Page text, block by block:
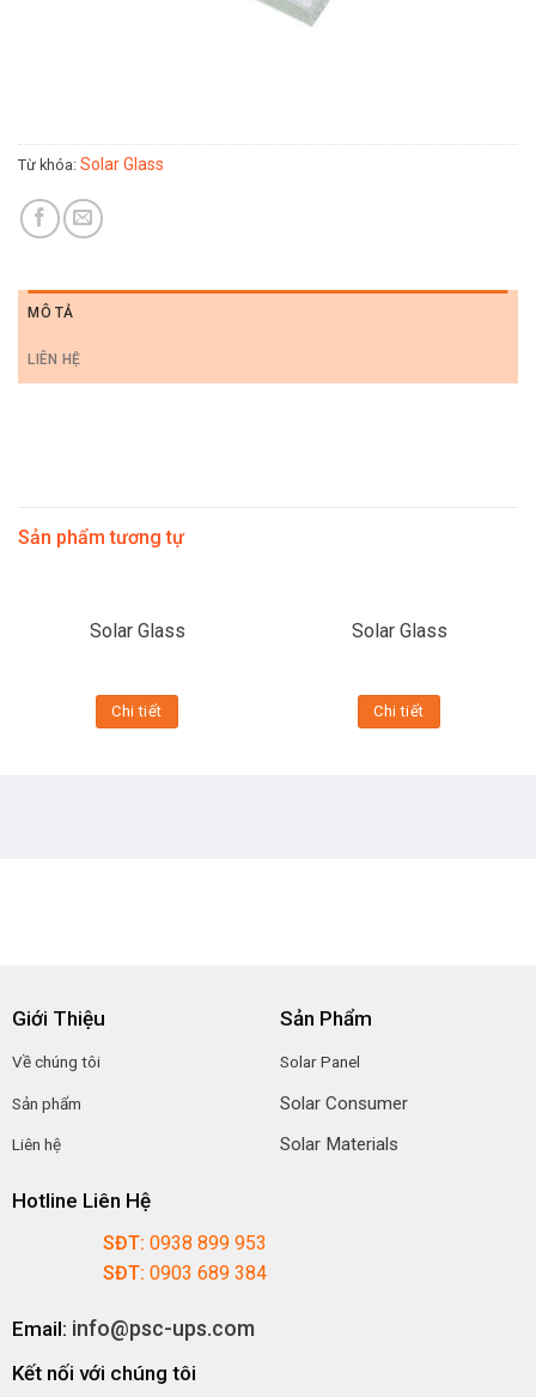
Từ khóa: Solar Glass
MÔ TẢ
LIÊN HỆ
Sản phẩm tương tự
Solar Glass
Chi tiết
Solar Glass
Chi tiết
Giới Thiệu
Về chúng tôi
Sản phẩm
Liên hệ
Sản Phẩm
Solar Panel
Solar Consumer
Solar Materials
Hotline Liên Hệ
SĐT: 0938 899 953
SĐT: 0903 689 384
Email: info@psc-ups.com
Kết nối với chúng tôi